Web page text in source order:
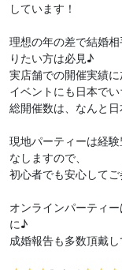
しています！
理想の年の差で結婚
りたい方は必見♪
実店舗での開催実績
イベントにも日本でい
総開催数は、なんと
現地パーティーは経
なしますので、
初心者でも安心して
オンラインパーティ
に♪
成婚報告も多数頂戴